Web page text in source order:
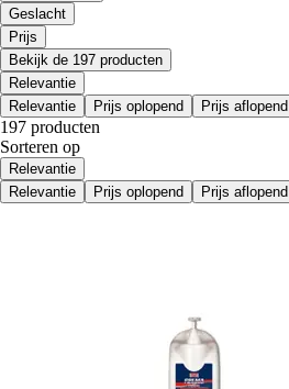
Geslacht
Prijs
Bekijk de 197 producten
Relevantie
Relevantie
Prijs oplopend Prijs aflopend
197 producten
Sorteren op
Relevantie
Relevantie
Prijs oplopend Prijs aflopend